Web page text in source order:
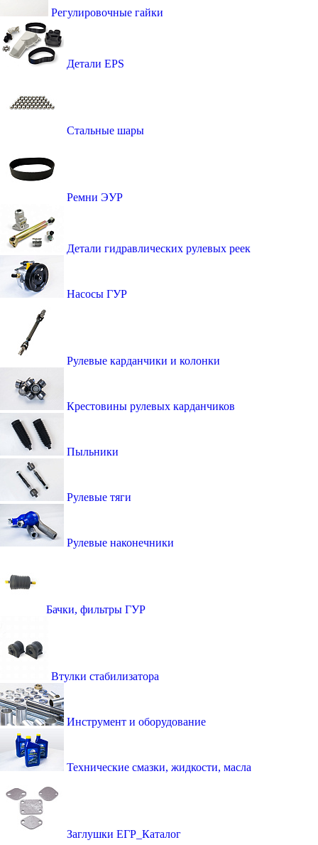
Регулировочные гайки
Детали EPS
Стальные шары
Ремни ЭУР
Детали гидравлических рулевых реек
Насосы ГУР
Рулевые карданчики и колонки
Крестовины рулевых карданчиков
Пыльники
Рулевые тяги
Рулевые наконечники
Бачки, фильтры ГУР
Втулки стабилизатора
Инструмент и оборудование
Технические смазки, жидкости, масла
Заглушки ЕГР_Каталог